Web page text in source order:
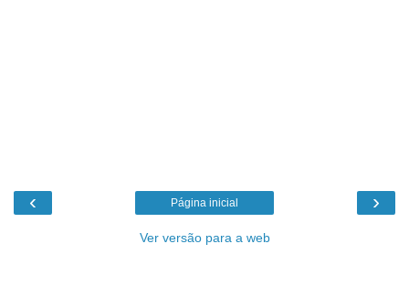
‹ ›
Página inicial
Ver versão para a web